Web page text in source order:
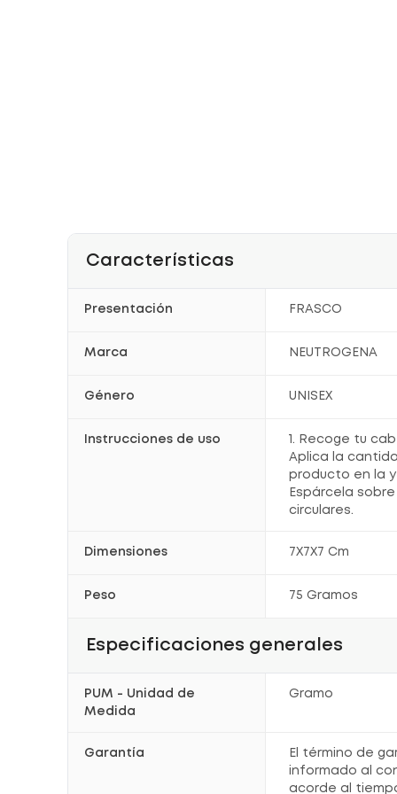
Características
Presentación FRASCO
Marca NEUTROGENA
Género UNISEX
Instrucciones de uso
1. Recoge tu
Aplica la
producto en la
Espárcela
circulares.
Dimensiones 7X7X7 Cm
Peso 75 Gramos
Especificaciones generales
PUM - Unidad de
Medida
Gramo
Garantía
El término de
informado al
acorde al